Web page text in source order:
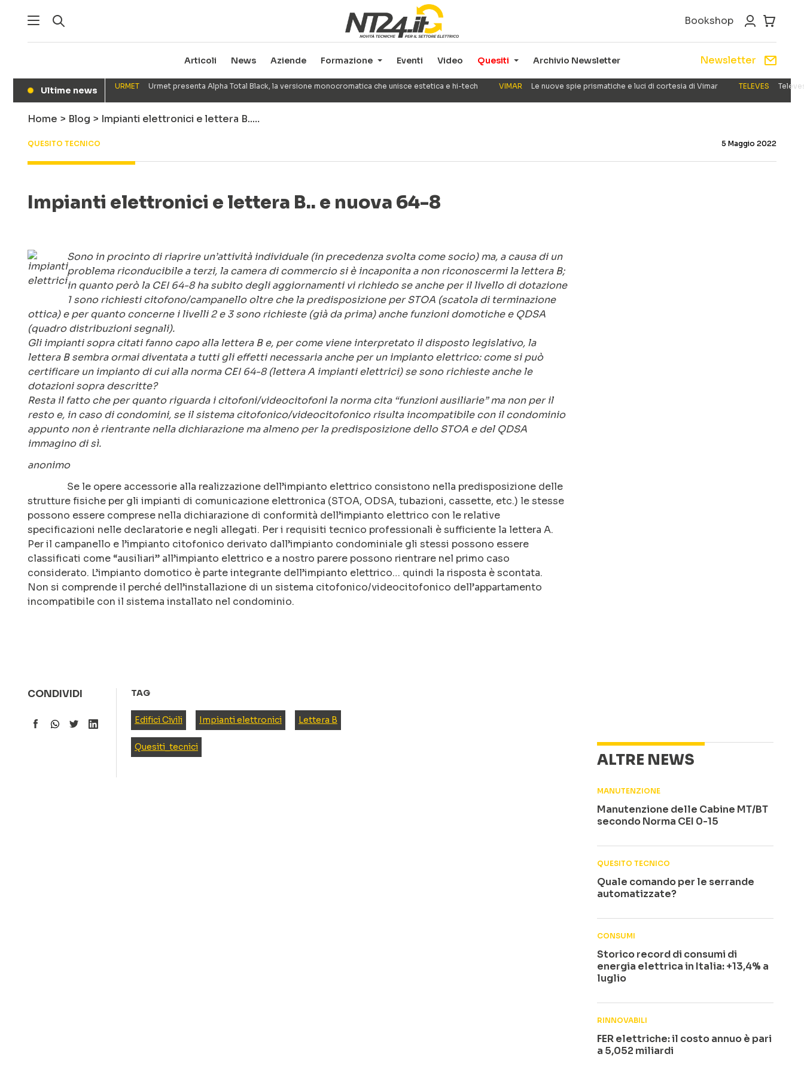
Bookshop
Articoli News Aziende Formazione Eventi Video Quesiti Archivio Newsletter Newsletter
● Ultime news URMET Urmet presenta Alpha Total Black, la versione monocromatica che unisce estetica e hi-tech VIMAR Le nuove spie prismatiche e luci di cortesia di Vimar TELEVES
Home > Blog > Impianti elettronici e lettera B..…
QUESITO TECNICO 5 Maggio 2022
Impianti elettronici e lettera B.. e nuova 64-8
Sono in procinto di riaprire un’attività individuale (in precedenza svolta come socio) ma, a causa di un
problema riconducibile a terzi, la camera di commercio si è incaponita a non riconoscermi la lettera B;
in quanto però la CEI 64-8 ha subito degli aggiornamenti vi richiedo se anche per il livello di dotazione
1 sono richiesti citofono/campanello oltre che la predisposizione per STOA (scatola di terminazione
ottica) e per quanto concerne i livelli 2 e 3 sono richieste (già da prima) anche funzioni domotiche e QDSA
(quadro distribuzioni segnali).
Gli impianti sopra citati fanno capo alla lettera B e, per come viene interpretato il disposto legislativo, la
lettera B sembra ormai diventata a tutti gli effetti necessaria anche per un impianto elettrico: come si può
certificare un impianto di cui alla norma CEI 64-8 (lettera A impianti elettrici) se sono richieste anche le
dotazioni sopra descritte?
Resta il fatto che per quanto riguarda i citofoni/videocitofoni la norma cita “funzioni ausiliarie” ma non per il
resto e, in caso di condomini, se il sistema citofonico/videocitofonico risulta incompatibile con il condominio
appunto non è rientrante nella dichiarazione ma almeno per la predisposizione dello STOA e del QDSA
immagino di sì.
anonimo
Se le opere accessorie alla realizzazione dell’impianto elettrico consistono nella predisposizione delle
strutture fisiche per gli impianti di comunicazione elettronica (STOA, ODSA, tubazioni, cassette, etc.) le stesse
possono essere comprese nella dichiarazione di conformità dell’impianto elettrico con le relative
specificazioni nelle declaratorie e negli allegati. Per i requisiti tecnico professionali è sufficiente la lettera A.
Per il campanello e l’impianto citofonico derivato dall’impianto condominiale gli stessi possono essere
classificati come “ausiliari” all’impianto elettrico e a nostro parere possono rientrare nel primo caso
considerato. L’impianto domotico è parte integrante dell’impianto elettrico… quindi la risposta è scontata.
Non si comprende il perché dell’installazione di un sistema citofonico/videocitofonico dell’appartamento
incompatibile con il sistema installato nel condominio.
CONDIVIDI TAG
Edifici Civili Impianti elettronici Lettera B
Quesiti_tecnici
ALTRE NEWS
MANUTENZIONE
Manutenzione delle Cabine MT/BT
secondo Norma CEI 0-15
QUESITO TECNICO
Quale comando per le serrande
automatizzate?
CONSUMI
Storico record di consumi di
energia elettrica in Italia: +13,4% a
luglio
RINNOVABILI
FER elettriche: il costo annuo è pari
a 5,052 miliardi